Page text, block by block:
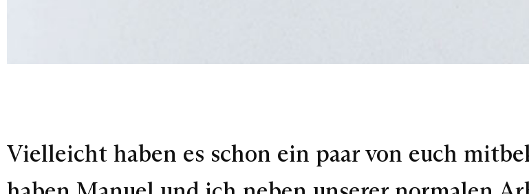
Vielleicht haben es schon ein paar von euch